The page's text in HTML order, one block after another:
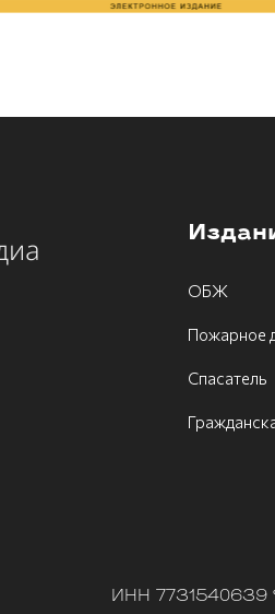
ОБЖ
Пожарное
Спасатель
ИНН 7731540639